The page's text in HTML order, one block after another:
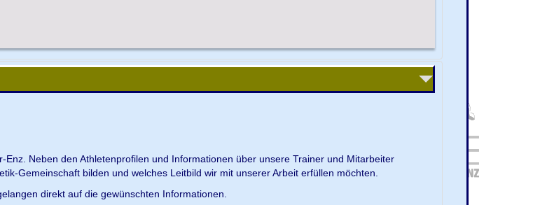
Neben den Athletenprofilen und Informationen über unsere Trainer und Mitarbeiter
Gemeinschaft bilden und welches Leitbild wir mit unserer Arbeit erfüllen möchten.
direkt auf die gewünschten Informationen.